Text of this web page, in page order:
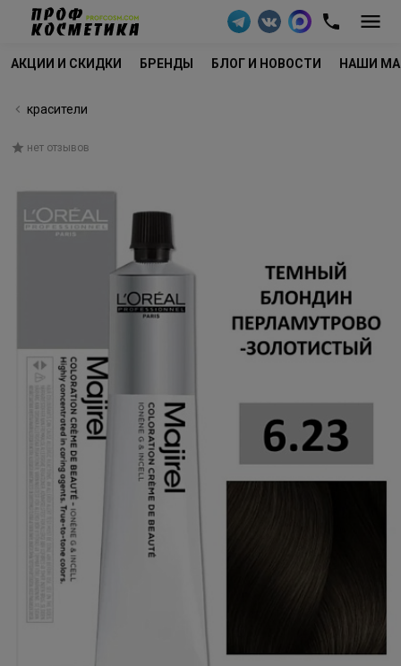
АКЦИИ И СКИДКИ БРЕНДЫ БЛОГ И НОВОСТИ НАШИ
красители
нет отзывов